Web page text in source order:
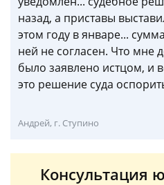
назад, а приставы
этом году в январе...
ней не согласен. Что мне
было заявлено истцом, и
это решение суда
Андрей, г. Ступино
Консультация